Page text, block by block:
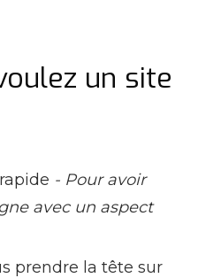
un site
- Pour avoir
avec un aspect
prendre la tête sur